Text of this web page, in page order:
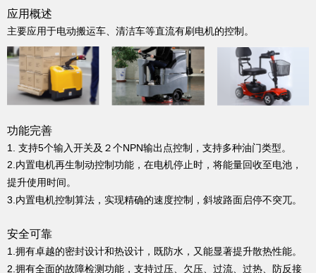
应用概述
主要应用于电动搬运车、清洁车等直流有刷电机的控制。
功能完善
1. 支持5个输入开关及２个NPN输出点控制，支持多种油门类型。
2. 内置电机再生制动控制功能，在电机停止时，将能量回收至电池，
提升使用时间 。
3. 内置电机控制算法，实现精确的速度控制，斜坡路面启停不突兀。
安全可靠
1. 拥有卓越的密封设计和热设计，既防水，又能显著提升散热性能。
2. 拥有全面的故障检测功能，支持过压、欠压、过流、过热、防反接